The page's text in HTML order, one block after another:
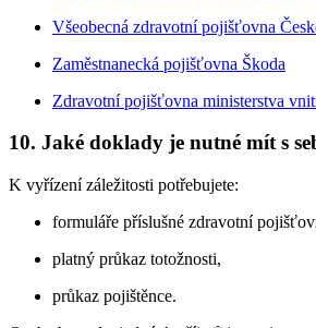
Všeobecná zdravotní pojišťovna
Zaměstnanecká pojišťovna Škoda
Zdravotní pojišťovna ministerstva
10. Jaké doklady je nutné mít s
K vyřízení záležitosti potřebujete:
formuláře příslušné zdravotní
platný průkaz totožnosti,
průkaz pojištěnce.